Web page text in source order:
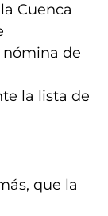
Cuenca
nómina de
la lista de
que la